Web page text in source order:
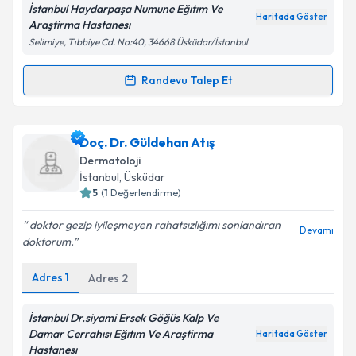
Kişisel verilerimin işlenmesine ilişkinAydınlatma
'ni okudum ve kişisel verilerimin belirtilen
kapsamda işlenmesini kabul ediyorum.
Takvim Talebini Gönder
İstanbul Haydarpaşa Numune Eğıtım Ve
Araştirma Hastanesı
Haritada Göster
Selimiye, Tıbbiye Cd. No:40, 34668 Üsküdar/İstanbul
Randevu Talep Et
Randevu Takvimi Talebi
Uzm. Dr. Şirin Yaşariçin randevu takvimi talebi
oluşturun. Size bu uzmandan randevu almanız için bir
takvim hazırlandığında e-posta ile bilgilendireceğiz.
Kişisel verilerimin işlenmesine ilişkin
Metni'ni okudum ve kişisel verilerimin belirtilen
kapsamda işlenmesini kabul ediyorum.
Doç. Dr. Güldehan Atış
Dermatoloji
İstanbul, Üsküdar
5 (1 Değerlendirme)
doktor gezip iyileşmeyen rahatsızlığımı sonlandıran
doktorum.
Devamı
Adres 1 Adres 2
İstanbul Dr.siyami Ersek Göğüs Kalp Ve
Damar Cerrahısı Eğıtım Ve Araştirma
Hastanesı
Haritada Göster